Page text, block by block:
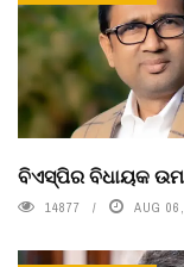
ବିଏସ୍‌ପିର ବିଧାୟକ
14877 AUG